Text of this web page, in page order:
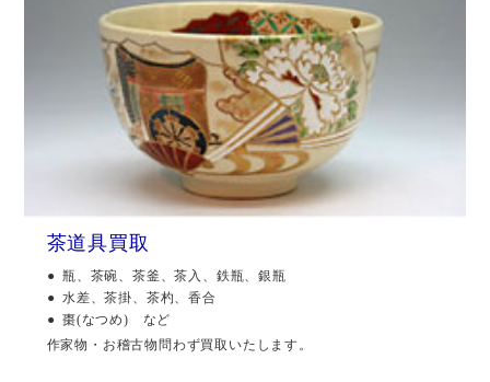
茶道具買取
瓶、茶碗、茶釜、茶入、鉄瓶、銀瓶
水差、茶掛、茶杓、香合
棗(なつめ) など
作家物・お稽古物問わず買取いたします。